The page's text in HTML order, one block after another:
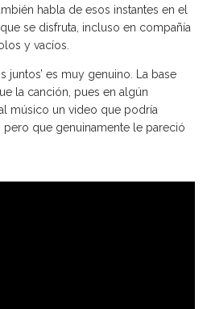
habla de esos instantes en el
se disfruta, incluso en compañía
y vacíos.
juntos’ es muy genuino. La base
la canción, pues en algún
músico un video que podría
que genuinamente le pareció